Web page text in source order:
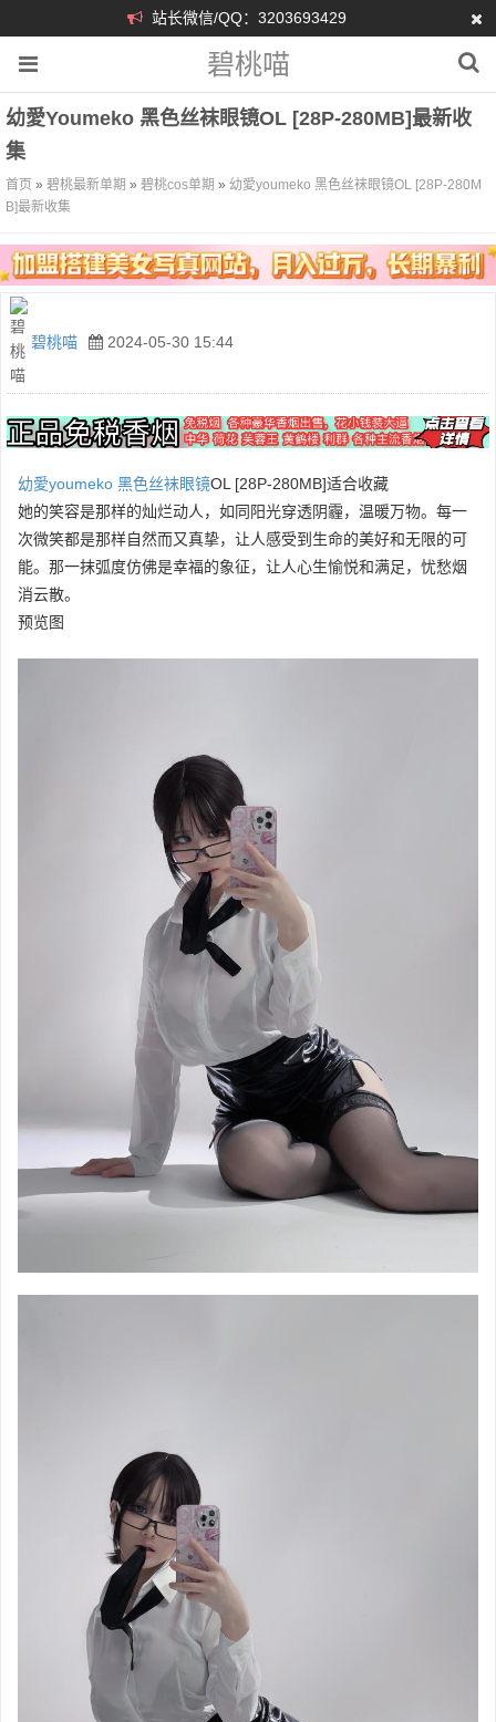
站长微信/QQ：3203693429
碧桃喵
幼愛youmeko 黑色丝袜眼镜OL [28P-280MB]最新收
集
首页 » 碧桃最新单期 » 碧桃cos单期 » 幼愛youmeko 黑色丝袜眼镜OL [28P-280M
B]最新收集
碧桃喵 2024-05-30 15:44
幼愛youmeko 黑色丝袜眼镜OL [28P-280MB]适合收藏
她的笑容是那样的灿烂动人，如同阳光穿透阴霾，温暖万物。每一
次微笑都是那样自然而又真挚，让人感受到生命的美好和无限的可
能。那一抹弧度仿佛是幸福的象征，让人心生愉悦和满足，忧愁烟
消云散。
预览图